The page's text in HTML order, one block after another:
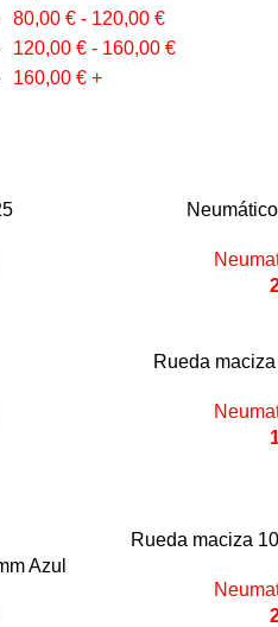
80,00€ - 120,00€
120,00€ - 160,00€
160,00€ +
Rueda
Azul
Rueda maciza